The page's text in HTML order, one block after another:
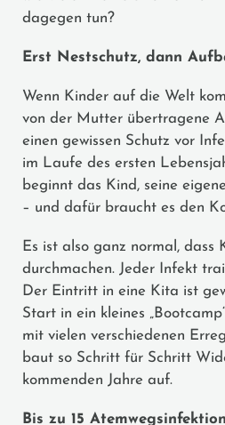
dagegen tun?
Erst Nestschutz, dann
Wenn Kinder auf die Welt
von der Mutter übertragene
einen gewissen Schutz vor
im Laufe des ersten
beginnt das Kind, seine
– und dafür braucht es den
Es ist also ganz normal, dass
durchmachen. Jeder Infekt
Der Eintritt in eine Kita ist
Start in ein kleines
mit vielen verschiedenen
baut so Schritt für Schritt
kommenden Jahre auf.
Bis zu 15